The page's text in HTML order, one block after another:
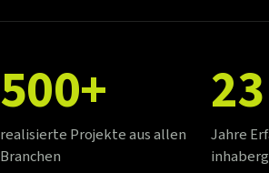
500+
realisierte Projekte aus allen
Branchen
23
Jahre